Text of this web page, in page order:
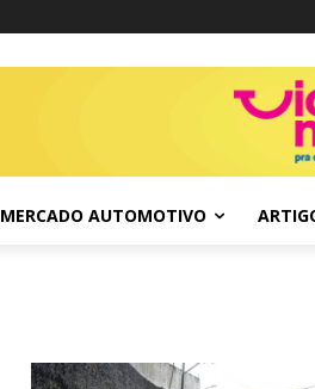
MERCADO AUTOMOTIVO